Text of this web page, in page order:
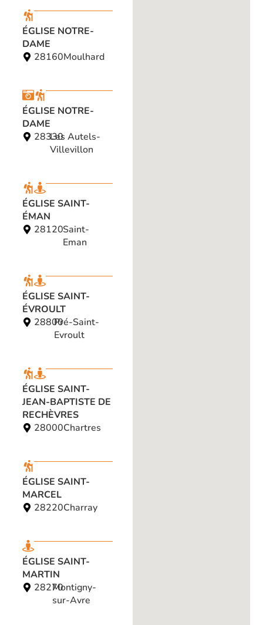
ÉGLISE NOTRE-
DAME
28160Moulhard
ÉGLISE NOTRE-
DAME
28330Les Autels-
Villevillon
ÉGLISE SAINT-
ÉMAN
28120Saint-
Eman
ÉGLISE SAINT-
ÉVROULT
28800Pré-Saint-
Evroult
ÉGLISE SAINT-
JEAN-BAPTISTE DE
RECHÈVRES
28000Chartres
ÉGLISE SAINT-
MARCEL
28220Charray
ÉGLISE SAINT-
MARTIN
28270Montigny-
sur-Avre